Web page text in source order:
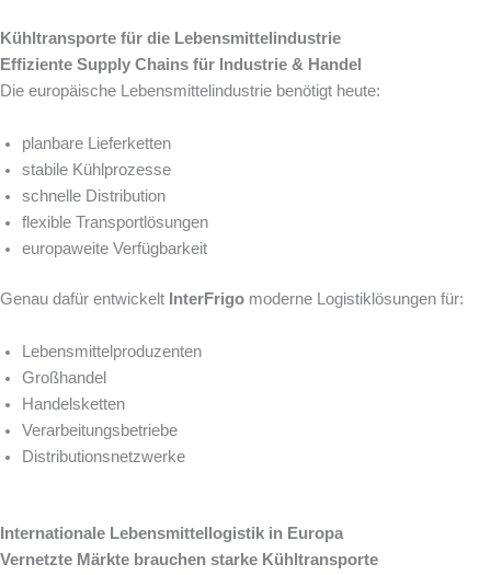
Kühltransporte für die Lebensmittelindustrie
Effiziente Supply Chains für Industrie & Handel
Die europäische Lebensmittelindustrie benötigt heute:
planbare Lieferketten
stabile Kühlprozesse
schnelle Distribution
flexible Transportlösungen
europaweite Verfügbarkeit
Genau dafür entwickelt InterFrigo moderne Logistiklösungen für:
Lebensmittelproduzenten
Großhandel
Handelsketten
Verarbeitungsbetriebe
Distributionsnetzwerke
Internationale Lebensmittellogistik in Europa
Vernetzte Märkte brauchen starke Kühltransporte